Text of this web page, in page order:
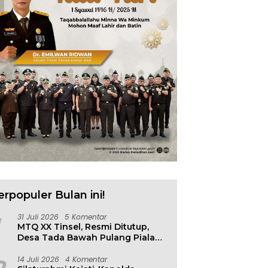
Bulan ini!
31 Juli 2026 5 Komentar
MTQ XX Tinsel, Resmi Ditutup,
Desa Tada Bawah Pulang Piala
14 Juli 2026 4 Komentar